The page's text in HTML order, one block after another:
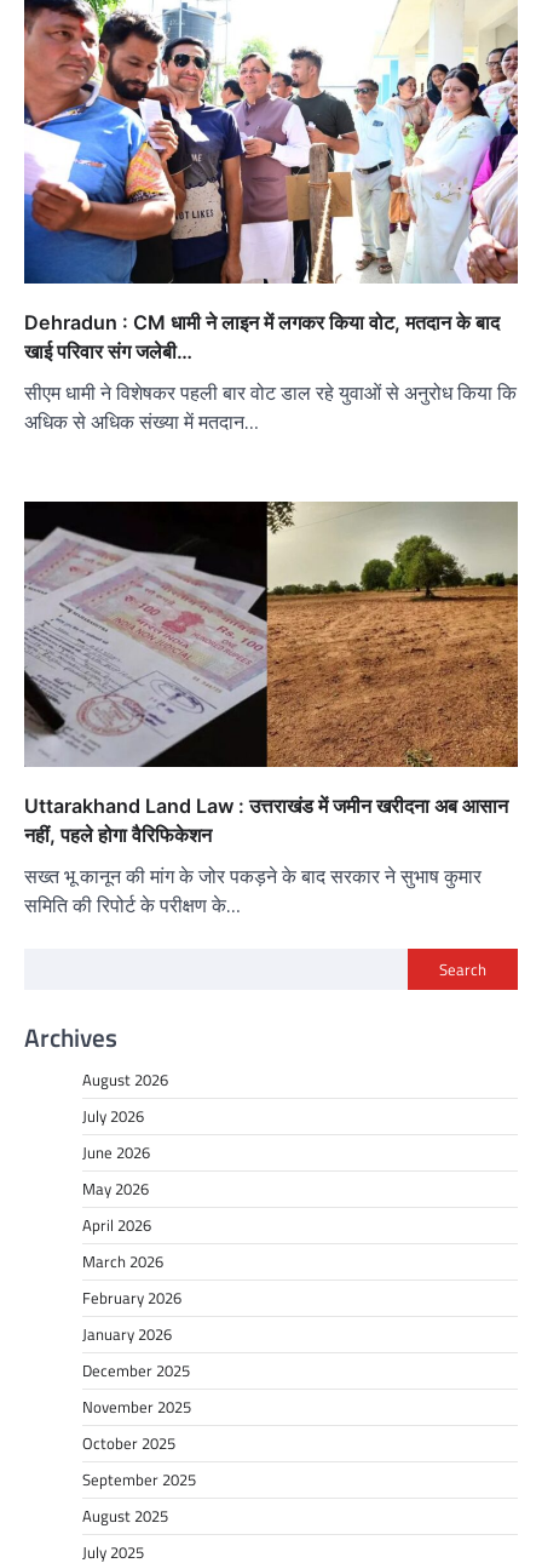
Dehradun : CM धामी ने लाइन में लगकर किया वोट, मतदान के बाद
खाई परिवार संग जलेबी…
सीएम धामी ने विशेषकर पहली बार वोट डाल रहे युवाओं से अनुरोध किया कि
अधिक से अधिक संख्या में मतदान…
Uttarakhand Land Law : उत्तराखंड में जमीन खरीदना अब आसान
नहीं, पहले होगा वैरिफिकेशन
सख्त भू कानून की मांग के जोर पकड़ने के बाद सरकार ने सुभाष कुमार
समिति की रिपोर्ट के परीक्षण के…
Search
Archives
August 2026
July 2026
June 2026
May 2026
April 2026
March 2026
February 2026
January 2026
December 2025
November 2025
October 2025
September 2025
August 2025
July 2025